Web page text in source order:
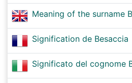
Meaning of the surname
Signification de Besaccia
Significato del cognome